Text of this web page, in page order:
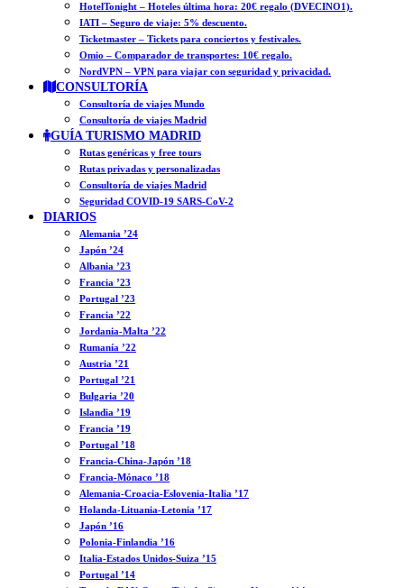
HotelTonight – Hoteles última hora: 20€ regalo (DVECINO1).
IATI – Seguro de viaje: 5% descuento.
Ticketmaster – Tickets para conciertos y festivales.
Omio – Comparador de transportes: 10€ regalo.
NordVPN – VPN para viajar con seguridad y privacidad.
CONSULTORÍA
Consultoría de viajes Mundo
Consultoría de viajes Madrid
GUÍA TURISMO MADRID
Rutas genéricas y free tours
Rutas privadas y personalizadas
Consultoría de viajes Madrid
Seguridad COVID-19 SARS-CoV-2
DIARIOS
Alemania ’24
Japón ’24
Albania ’23
Francia ’23
Portugal ’23
Francia ’22
Jordania-Malta ’22
Rumanía ’22
Austria ’21
Portugal ’21
Bulgaria ’20
Islandia ’19
Francia ’19
Portugal ’18
Francia-China-Japón ’18
Francia-Mónaco ’18
Alemania-Croacia-Eslovenia-Italia ’17
Holanda-Lituania-Letonia ’17
Japón ’16
Polonia-Finlandia ’16
Italia-Estados Unidos-Suiza ’15
Portugal ’14